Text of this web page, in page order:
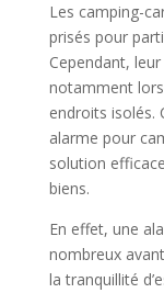
Les camping-
prisés pour
Cependant,
notamment
endroits isolés.
alarme pour
solution
biens.
En effet, une
nombreux
la tranquillité